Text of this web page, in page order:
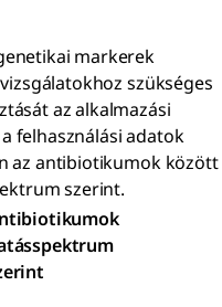
markerek
szükséges
az alkalmazási
felhasználási adatok
az antibiotikumok között
szerint.